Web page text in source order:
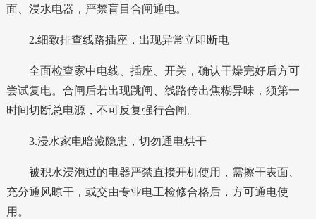
面、浸水电器，严禁盲目合闸通电。
2.细致排查线路插座，出现异常立即断电
全面检查家中电线、插座、开关，确认干燥完好后方可
尝试复电。合闸后若出现跳闸、线路传出焦糊异味，须第一
时间切断总电源，不可反复强行合闸。
3.浸水家电暗藏隐患，切勿通电烘干
被积水浸泡过的电器严禁直接开机使用，需擦干表面、
充分通风晾干，或交由专业电工检修合格后，方可通电使
用。